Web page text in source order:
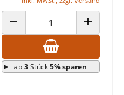
ANZAHL VERRINGERN ANZAHL
ab3Stück5% sparen